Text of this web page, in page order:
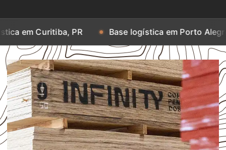
PR Base logística em Porto Alegre, RS